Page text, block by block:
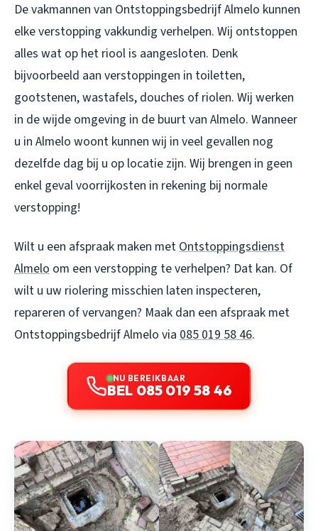
De vakmannen van Ontstoppingsbedrijf Almelo kunnen
elke verstopping vakkundig verhelpen. Wij ontstoppen
alles wat op het riool is aangesloten. Denk
bijvoorbeeld aan verstoppingen in toiletten,
gootstenen, wastafels, douches of riolen. Wij werken
in de wijde omgeving in de buurt van Almelo. Wanneer
u in Almelo woont kunnen wij in veel gevallen nog
dezelfde dag bij u op locatie zijn. Wij brengen in geen
enkel geval voorrijkosten in rekening bij normale
verstopping!
Wilt u een afspraak maken metOntstoppingsdienst
Almelo om een verstopping te verhelpen? Dat kan. Of
wilt u uw riolering misschien laten inspecteren,
repareren of vervangen? Maak dan een afspraak met
Ontstoppingsbedrijf Almelo via 085 019 58 46.
NU BEREIKBAAR
BEL 085 019 58 46